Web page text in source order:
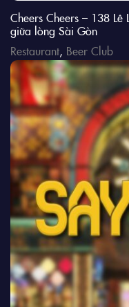
Cheers Cheers – 138
giữa lòng Sài Gòn
Restaurant, Beer Club